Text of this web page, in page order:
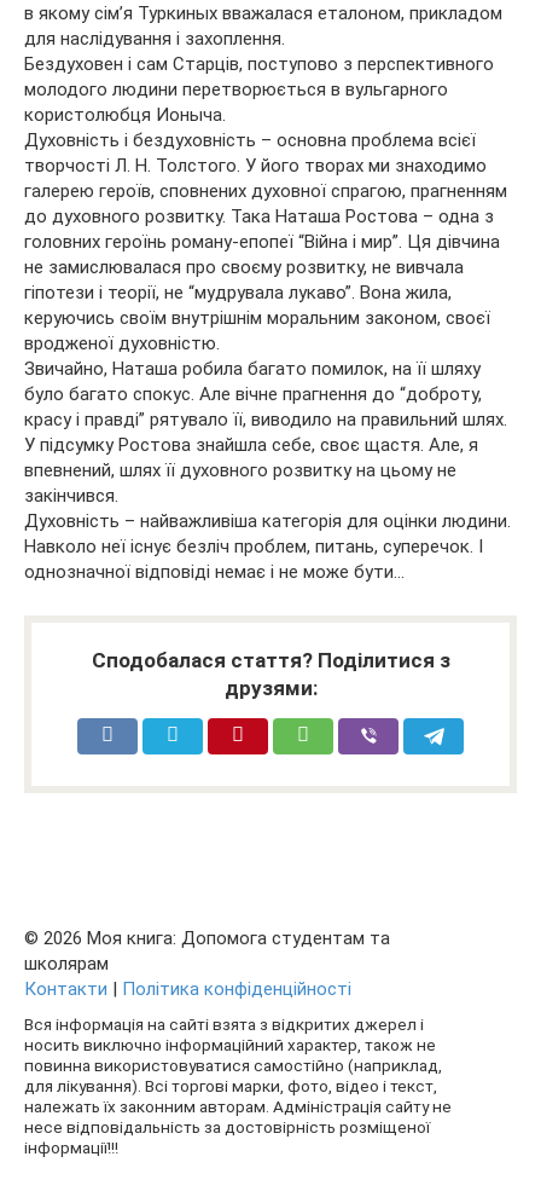
в якому сім’я Туркиных вважалася еталоном, прикладом
для наслідування і захоплення.
Бездуховен і сам Старців, поступово з перспективного
молодого людини перетворюється в вульгарного
користолюбця Ионыча.
Духовність і бездуховність – основна проблема всієї
творчості Л. Н. Толстого. У його творах ми знаходимо
галерею героїв, сповнених духовної спрагою, прагненням
до духовного розвитку. Така Наташа Ростова – одна з
головних героїнь роману-епопеї “Війна і мир”. Ця дівчина
не замислювалася про своєму розвитку, не вивчала
гіпотези і теорії, не “мудрувала лукаво”. Вона жила,
керуючись своїм внутрішнім моральним законом, своєї
вродженої духовністю.
Звичайно, Наташа робила багато помилок, на її шляху
було багато спокус. Але вічне прагнення до “доброту,
красу і правді” рятувало її, виводило на правильний шлях.
У підсумку Ростова знайшла себе, своє щастя. Але, я
впевнений, шлях її духовного розвитку на цьому не
закінчився.
Духовність – найважливіша категорія для оцінки людини.
Навколо неї існує безліч проблем, питань, суперечок. І
однозначної відповіді немає і не може бути…
Сподобалася стаття? Поділитися з
друзями:
© 2026 Моя книга: Допомога студентам та
школярам
Контакти | Політика конфіденційності
Вся інформація на сайті взята з відкритих джерел і
носить виключно інформаційний характер, також не
повинна використовуватися самостійно (наприклад,
для лікування). Всі торгові марки, фото, відео і текст,
належать їх законним авторам. Адміністрація сайту не
несе відповідальність за достовірність розміщеної
інформації!!!